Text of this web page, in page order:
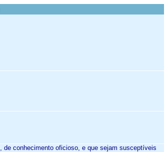
de conhecimento oficioso, e que sejam susceptíveis